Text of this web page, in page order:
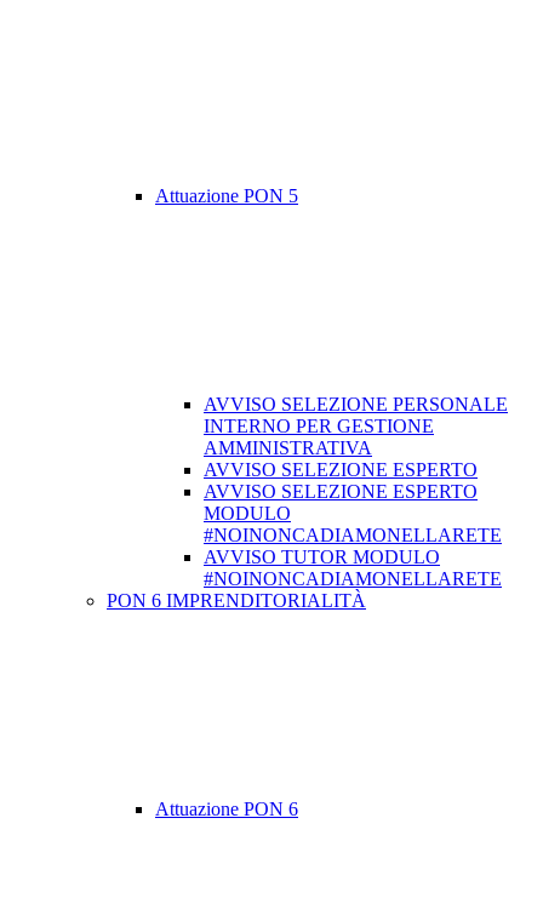
Attuazione PON 5
AVVISO SELEZIONE PERSONALE
INTERNO PER GESTIONE
AMMINISTRATIVA
AVVISO SELEZIONE ESPERTO
AVVISO SELEZIONE ESPERTO
MODULO
#NOINONCADIAMONELLARETE
AVVISO TUTOR MODULO
#NOINONCADIAMONELLARETE
PON 6 IMPRENDITORIALITÀ
Attuazione PON 6